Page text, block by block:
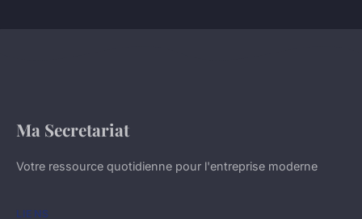
Ma Secretariat
Votre ressource quotidienne pour l'entreprise moderne
LIENS